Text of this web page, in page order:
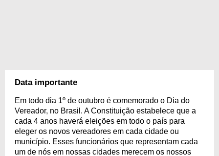
Data importante
Em todo dia 1º de outubro é comemorado o Dia do
Vereador, no Brasil. A Constituição estabelece que a
cada 4 anos haverá eleições em todo o país para
eleger os novos vereadores em cada cidade ou
município. Esses funcionários que representam cada
um de nós em nossas cidades merecem os nossos